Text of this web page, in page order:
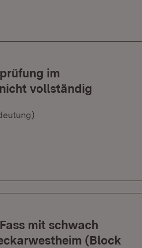
im
vollständig
mit schwach
(Block